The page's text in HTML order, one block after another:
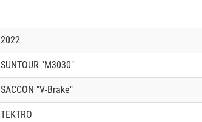
2022
SUNTOUR "M3030"
SACCON "V-Brake"
TEKTRO